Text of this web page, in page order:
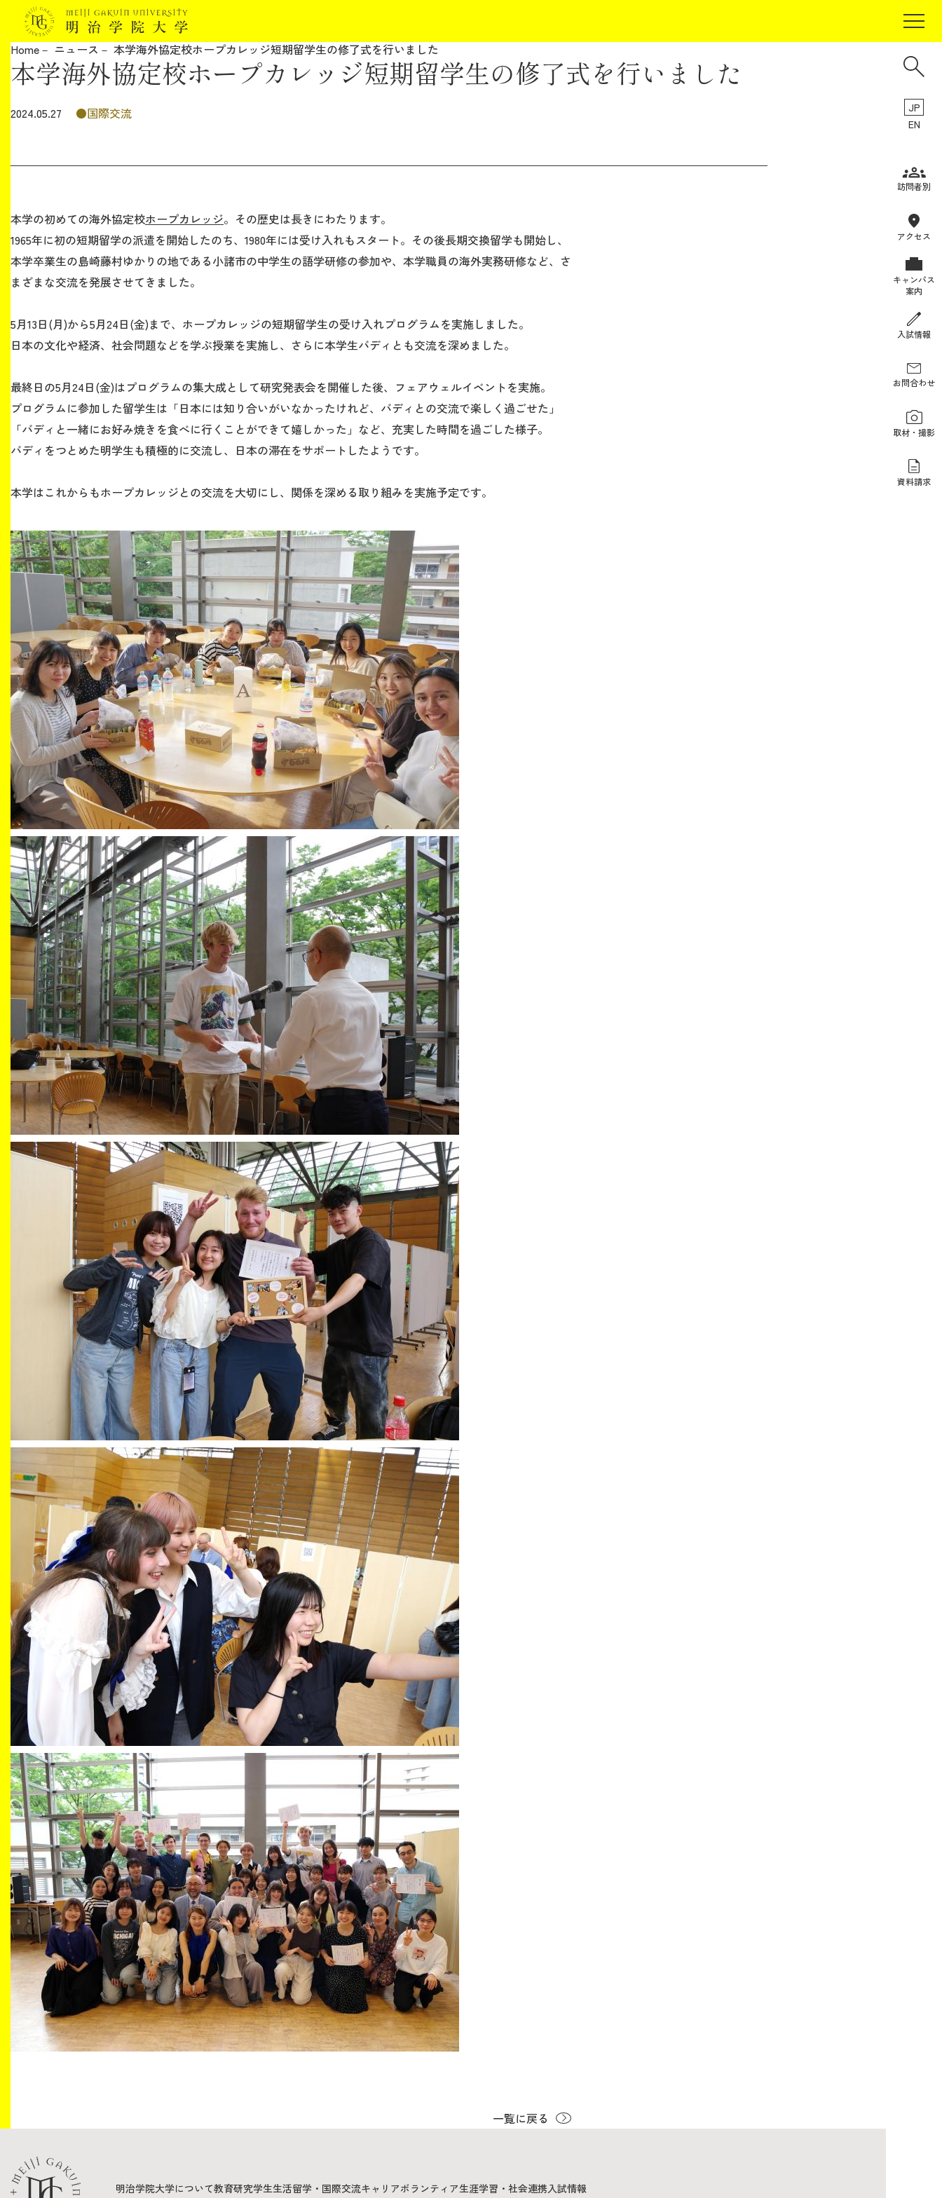
JP
EN
訪問者別
アクセス
キャンパス
案内
入試情報
お問合わせ
取材・撮影
資料請求
明治学院大学について
教育
留学・国際交流
キャリア
生涯学習・社会連携
入試情報サイト
2026年9月入学者向け 新入生サイト
MGグッズ オンラインショップ
（外部サイト）
Home ニュース 本学海外協定校ホープカレッジ短期留学生の修了式を行いました
本学海外協定校ホープカレッジ短期留学生の修了式を行いました
2024.05.27 国際交流
本学の初めての海外協定校ホープカレッジ。その歴史は長きにわたります。
1965年に初の短期留学の派遣を開始したのち、1980年には受け入れもスタート。その後長期交換留学も開始し、
本学卒業生の島崎藤村ゆかりの地である小諸市の中学生の語学研修の参加や、本学職員の海外実務研修など、さ
まざまな交流を発展させてきました。
5月13日(月)から5月24日(金)まで、ホープカレッジの短期留学生の受け入れプログラムを実施しました。
日本の文化や経済、社会問題などを学ぶ授業を実施し、さらに本学生バディとも交流を深めました。
最終日の5月24日(金)はプログラムの集大成として研究発表会を開催した後、フェアウェルイベントを実施。
プログラムに参加した留学生は「日本には知り合いがいなかったけれど、バディとの交流で楽しく過ごせた」
「バディと一緒にお好み焼きを食べに行くことができて嬉しかった」など、充実した時間を過ごした様子。
バディをつとめた明学生も積極的に交流し、日本の滞在をサポートしたようです。
本学はこれからもホープカレッジとの交流を大切にし、関係を深める取り組みを実施予定です。
一覧に戻る
明治学院大学について教育研究学生生活留学・国際交流キャリアボランティア生涯学習・社会連携入試情報